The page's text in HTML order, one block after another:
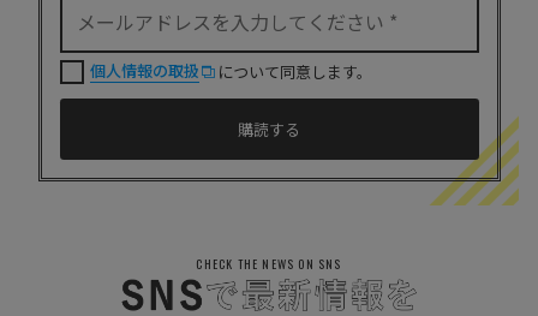
個人情報の取扱 について同意します。
CHECK THE NEWS ON SNS